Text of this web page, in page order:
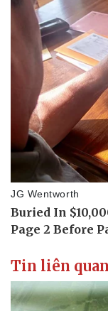
Thể thao
Bóng đá
Lịch thi đấu bóng đá
Thế giới thể thao
eSports
Hậu trường
Tin liên quan